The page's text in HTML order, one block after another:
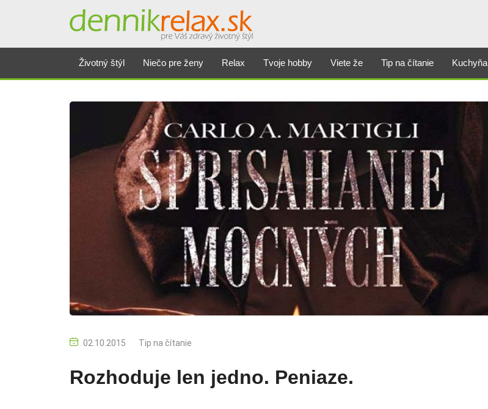
Životný štýl Niečo pre ženy Relax Tvoje hobby Viete že Tip na čítanie Kuchyňa
02.10.2015 Tip na čítanie
Rozhoduje len jedno. Peniaze.